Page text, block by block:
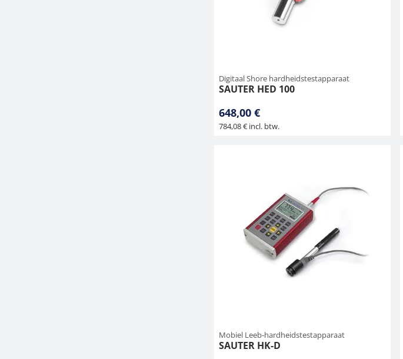
Digitaal Shore hardheidstestapparaat
SAUTER HED 100
648,00 €
784,08 € incl. btw.
Mobiel Leeb-hardheidstestapparaat
SAUTER HK-D